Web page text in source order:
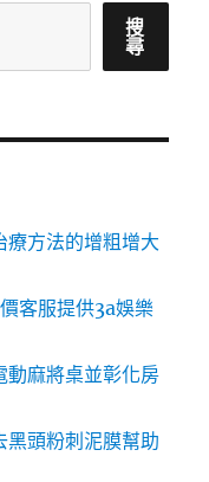
搜
尋
療方法的增粗增大
客服提供3a娛樂
動麻將桌並彰化房
黑頭粉刺泥膜幫助